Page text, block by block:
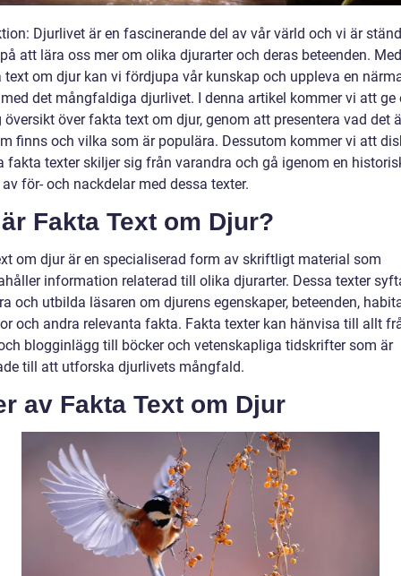
Djurlivet är en fascinerande del av vår värld och vi är
att lära oss mer om olika djurarter och deras beteenden.
text om djur kan vi fördjupa vår kunskap och uppleva en
det mångfaldiga djurlivet. I denna artikel kommer vi att ge
översikt över fakta text om djur, genom att presentera vad det
finns och vilka som är populära. Dessutom kommer vi att
fakta texter skiljer sig från varandra och gå igenom en
för- och nackdelar med dessa texter.
Fakta Text om Djur?
om djur är en specialiserad form av skriftligt material som
information relaterad till olika djurarter. Dessa texter
och utbilda läsaren om djurens egenskaper, beteenden,
och andra relevanta fakta. Fakta texter kan hänvisa till allt
blogginlägg till böcker och vetenskapliga tidskrifter som är
till att utforska djurlivets mångfald.
av Fakta Text om Djur